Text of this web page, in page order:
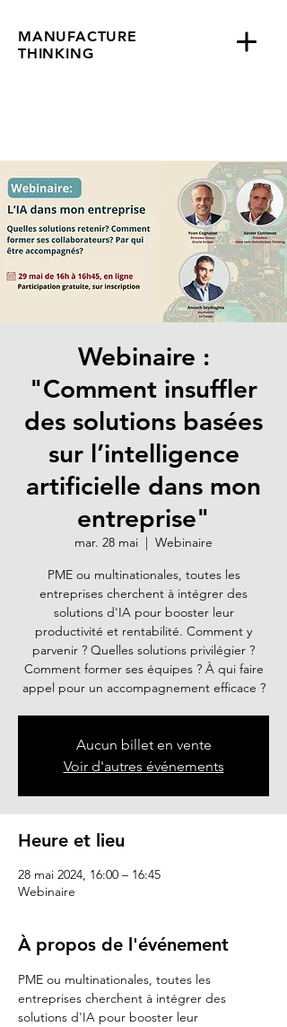
MANUFACTURE
THINKING
Webinaire :
"Comment insuffler
des solutions basées
sur l’intelligence
artificielle dans mon
entreprise"
mar. 28 mai
  |
Webinaire
PME ou multinationales, toutes les
entreprises cherchent à intégrer des
solutions d'IA pour booster leur
productivité et rentabilité. Comment y
parvenir ? Quelles solutions privilégier ?
Comment former ses équipes ? À qui faire
appel pour un accompagnement efficace ?
Aucun billet en vente
Voir d'autres événements
Heure et lieu
28 mai 2024, 16:00 – 16:45
Webinaire
À propos de l'événement
PME ou multinationales, toutes les
entreprises cherchent à intégrer des
solutions d'IA pour booster leur